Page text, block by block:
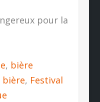
pour la
, bière
bière, Festival